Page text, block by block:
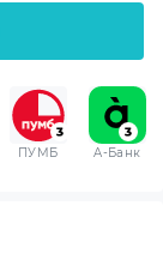
ПУМБ A-Банк